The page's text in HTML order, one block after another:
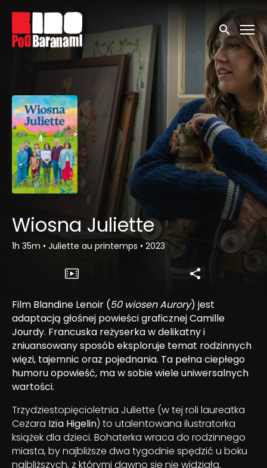
Linki ułatwień dostępu
Wyszukaj
Wiosna Juliette
1h 35m • Juliette au printemps • 2023
Film Blandine Lenoir (50 wiosen Aurory) jest
adaptacją głośnej powieści graficznej Camille
Jourdy. Francuska reżyserka w delikatny i
zniuansowany sposób eksploruje temat rodzinnych
więzi, tajemnic oraz pojednania. Ta pełna ciepłego
humoru opowieść, ma w sobie wiele uniwersalnych
wartości.
Trzydziestopięcioletnia Juliette (w tej roli laureatka
Cezara Izïa Higelin) to utalentowana ilustratorka
książek dla dzieci. Bohaterka wraca do rodzinnego
miasta, by najbliższe dwa tygodnie spędzić u boku
najbliższych, z którymi dawno się nie widziała.